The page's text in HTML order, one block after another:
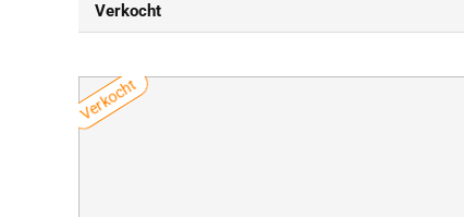
Verkocht
Verkocht